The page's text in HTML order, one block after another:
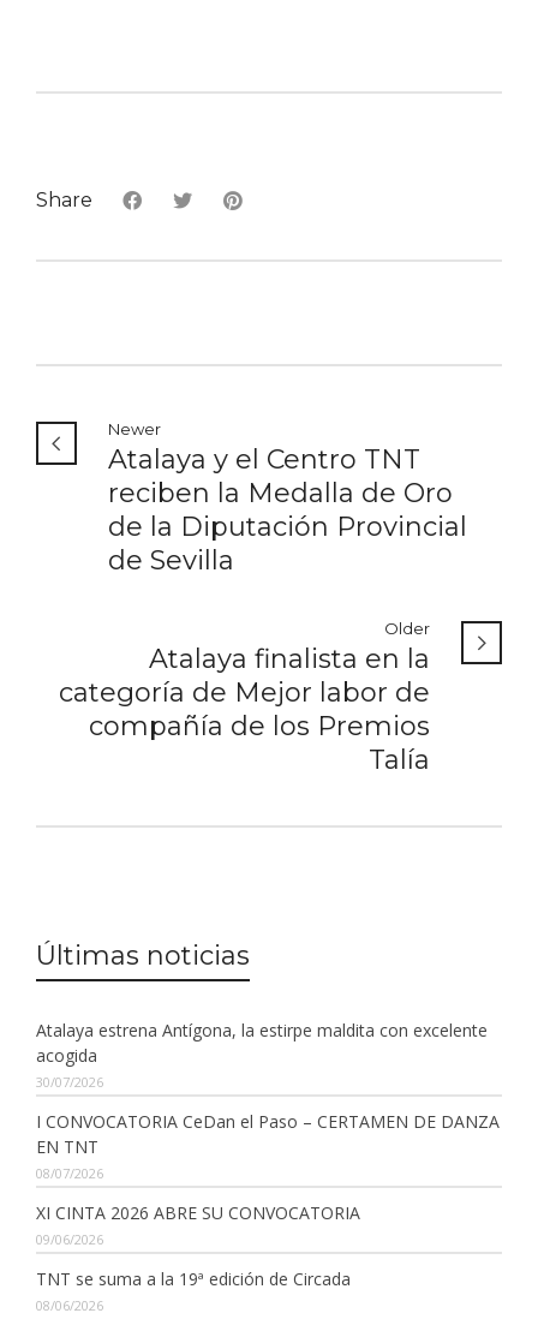
Share
Newer
Atalaya y el Centro TNT
reciben la Medalla de Oro
de la Diputación Provincial
de Sevilla
Older
Atalaya finalista en la
categoría de Mejor labor de
compañía de los Premios
Talía
Últimas noticias
Atalaya estrena Antígona, la estirpe maldita con excelente
acogida
30/07/2026
I CONVOCATORIA CeDan el Paso – CERTAMEN DE DANZA
EN TNT
08/07/2026
XI CINTA 2026 ABRE SU CONVOCATORIA
09/06/2026
TNT se suma a la 19ª edición de Circada
08/06/2026